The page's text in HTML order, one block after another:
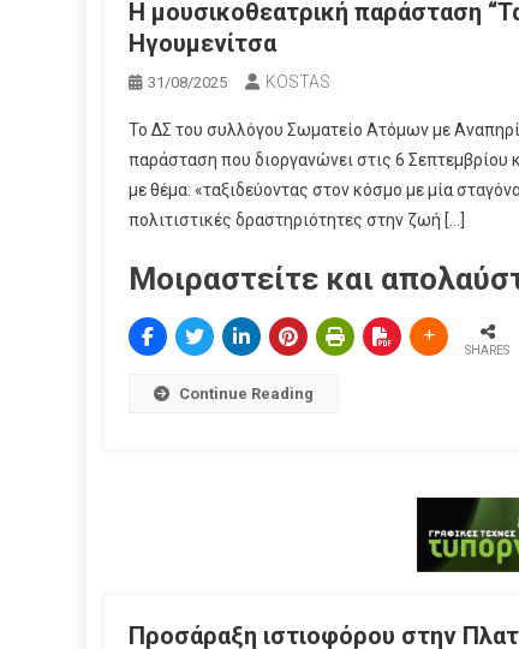
H μουσικοθεατρική παράσταση
Ηγουμενίτσα
31/08/2025 KOSTAS
Το ΔΣ του συλλόγου Σωματείο Ατόμων με
παράσταση που διοργανώνει στις 6 Σεπτεμβρίου
με θέμα: «ταξιδεύοντας στον κόσμο με μία
πολιτιστικές δραστηριότητες στην ζωή […]
Μοιραστείτε και
SHARES
Continue Reading
Προσάραξη ιστιοφόρου στην